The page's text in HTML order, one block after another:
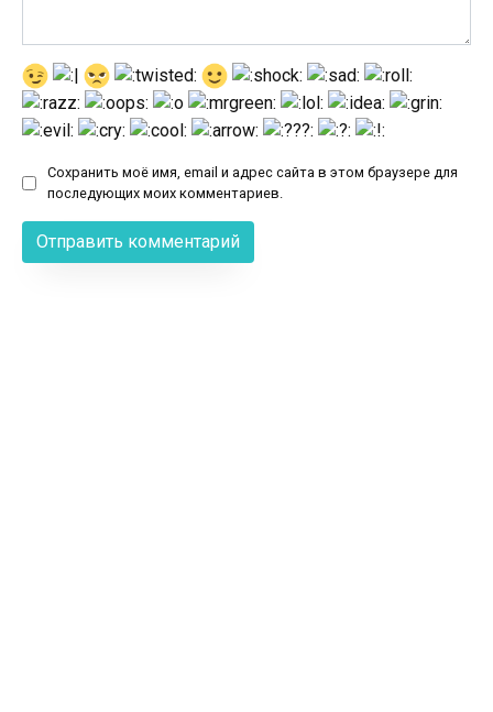
Сохранить моё имя, email и адрес сайта в этом браузере для
последующих моих комментариев.